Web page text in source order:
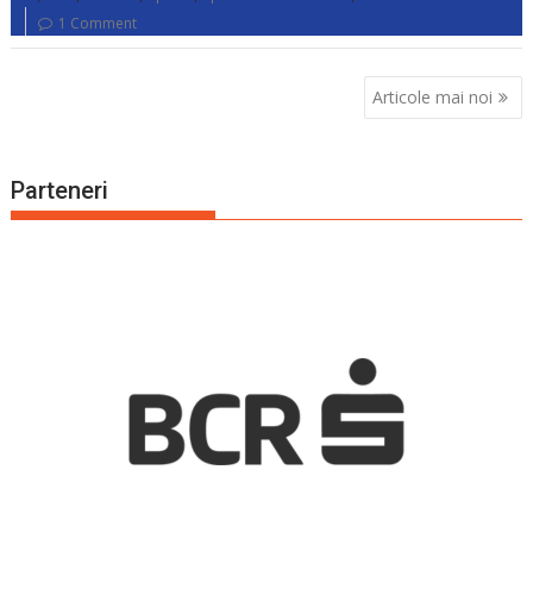
1 Comment
Articole mai noi
Parteneri